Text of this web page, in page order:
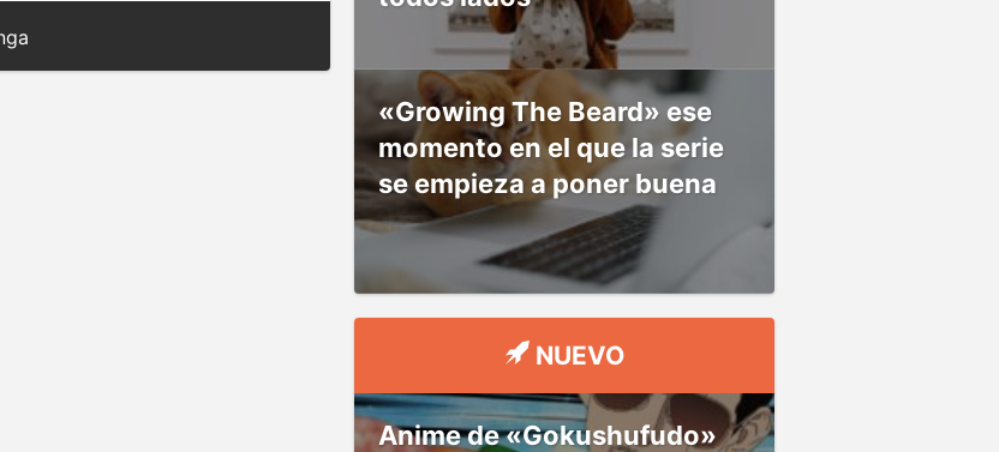
«Growing The Beard» ese
momento en el que la serie
se empieza a poner buena
NUEVO
Anime de «Gokushufudo»